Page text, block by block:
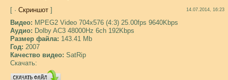
[ · Скриншот ] 14.07.2014, 16:23
Видео: MPEG2 Video 704x576 (4:3) 25.00fps 9640Kbps
Аудио: Dolby AC3 48000Hz 6ch 192Kbps
Размер файла: 143.41 Mb
Год: 2007
Качество видео: SatRip
Скачать: